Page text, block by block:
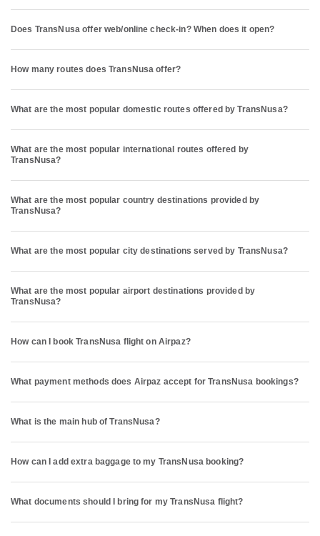
Does TransNusa offer web/online check-in? When does it open?
How many routes does TransNusa offer?
What are the most popular domestic routes offered by TransNusa?
What are the most popular international routes offered by
TransNusa?
What are the most popular country destinations provided by
TransNusa?
What are the most popular city destinations served by TransNusa?
What are the most popular airport destinations provided by
TransNusa?
How can I book TransNusa flight on Airpaz?
What payment methods does Airpaz accept for TransNusa bookings?
What is the main hub of TransNusa?
How can I add extra baggage to my TransNusa booking?
What documents should I bring for my TransNusa flight?